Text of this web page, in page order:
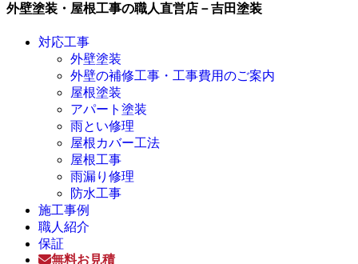
外壁塗装・屋根工事の職人直営店－吉田塗装
対応工事
外壁塗装
外壁の補修工事・工事費用のご案内
屋根塗装
アパート塗装
雨とい修理
屋根カバー工法
屋根工事
雨漏り修理
防水工事
施工事例
職人紹介
保証
無料お見積